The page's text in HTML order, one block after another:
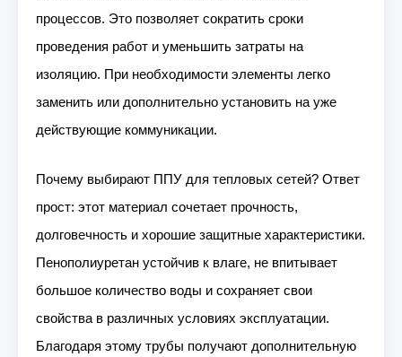
процессов. Это позволяет сократить сроки
проведения работ и уменьшить затраты на
изоляцию. При необходимости элементы легко
заменить или дополнительно установить на уже
действующие коммуникации.
Почему выбирают ППУ для тепловых сетей? Ответ
прост: этот материал сочетает прочность,
долговечность и хорошие защитные характеристики.
Пенополиуретан устойчив к влаге, не впитывает
большое количество воды и сохраняет свои
свойства в различных условиях эксплуатации.
Благодаря этому трубы получают дополнительную